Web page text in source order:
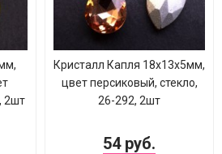
2шт
Кристалл Капля 18х13х5мм,
цвет персиковый, стекло,
26-292, 2шт
54 руб.